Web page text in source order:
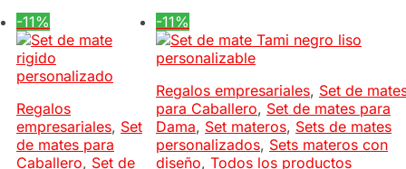
-11%
Regalos
empresariales, Set
de mates para
Caballero, Set de
-11%
Regalos empresariales, Set de
para Caballero, Set de mates para
Dama, Set materos, Sets de mates
personalizados, Sets materos con
diseño, Todos los productos